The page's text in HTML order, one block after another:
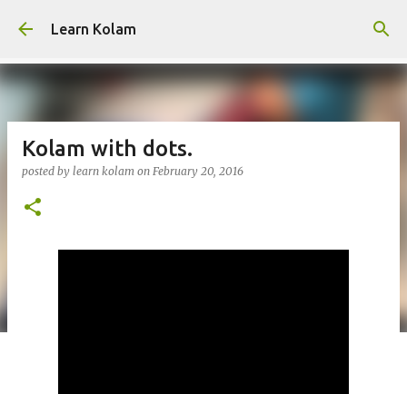
Learn Kolam
Kolam with dots.
posted by learn kolam on February 20, 2016